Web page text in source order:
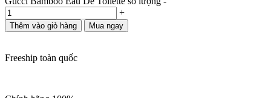
+
Thêm vào giỏ hàng Mua ngay
Freeship toàn quốc